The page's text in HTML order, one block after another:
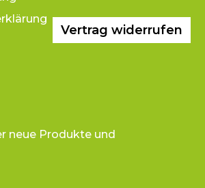
Vertrag widerrufen
neue Produkte und